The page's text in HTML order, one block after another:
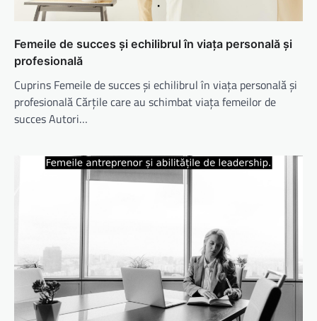
Femeile de succes și echilibrul în viața personală și
profesională
Cuprins Femeile de succes și echilibrul în viața personală și
profesională Cărțile care au schimbat viața femeilor de
succes Autori…